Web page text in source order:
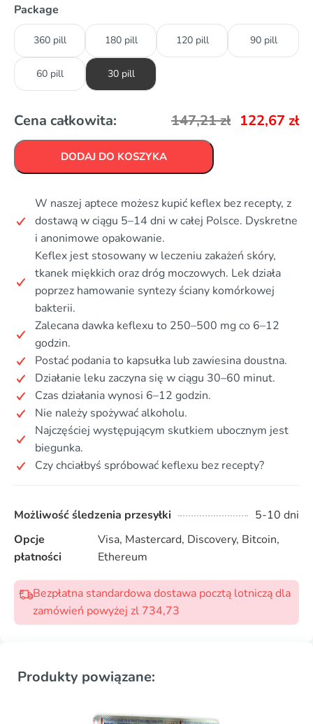
Package
360 pill 180 pill 120 pill 90 pill
60 pill 30 pill
Cena całkowita: 147,21zł 122,67 zł
DODAJ DO KOSZYKA
W naszej aptece możesz kupić keflex bez recepty, z
dostawą w ciągu 5–14 dni w całej Polsce. Dyskretne
i anonimowe opakowanie.
Keflex jest stosowany w leczeniu zakażeń skóry,
tkanek miękkich oraz dróg moczowych. Lek działa
poprzez hamowanie syntezy ściany komórkowej
bakterii.
Zalecana dawka keflexu to 250–500 mg co 6–12
godzin.
Postać podania to kapsułka lub zawiesina doustna.
Działanie leku zaczyna się w ciągu 30–60 minut.
Czas działania wynosi 6–12 godzin.
Nie należy spożywać alkoholu.
Najczęściej występującym skutkiem ubocznym jest
biegunka.
Czy chciałbyś spróbować keflexu bez recepty?
Możliwość śledzenia przesyłki
5-10 dni
Opcje
płatności
Visa, Mastercard, Discovery, Bitcoin,
Ethereum
Bezpłatna standardowa dostawa pocztą lotniczą dla
zamówień powyżej zl 734,73
Produkty powiązane: